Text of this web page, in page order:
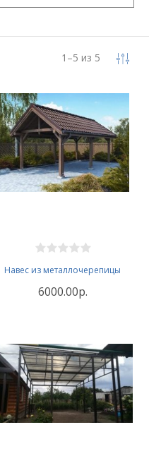
1 –5 из 5
Навес из металлочерепицы
6000.00р.